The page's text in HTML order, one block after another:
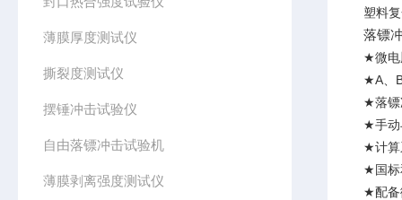
薄膜厚度测试仪
撕裂度测试仪
摆锤冲击试验仪
自由落镖冲击试验机
薄膜剥离强度测试仪
塑料
落镖
★微
★A、
★落
★手
★计
★ 国
★ 配